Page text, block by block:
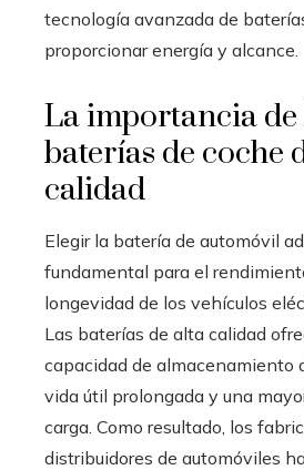
tecnología avanzada de
proporcionar energía y alcance.
La importancia de
baterías de coche
calidad
Elegir la batería de automóvil
fundamental para el
longevidad de los vehículos
Las baterías de alta calidad
capacidad de almacenamiento
vida útil prolongada y una
carga. Como resultado, los
distribuidores de automóviles